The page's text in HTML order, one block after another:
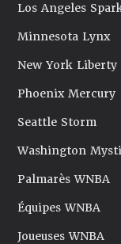
Los Angeles
Minnesota Lynx
New York Liberty
Phoenix Mercury
Seattle Storm
Washington
Palmarès WNBA
Équipes WNBA
Joueuses WNBA